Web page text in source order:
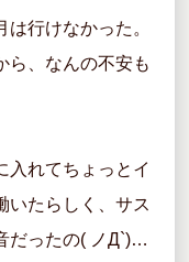
行けなかった。
ら、なんの不安も
入れてちょっとイ
いたらしく、サス
だったの( ノД`)…